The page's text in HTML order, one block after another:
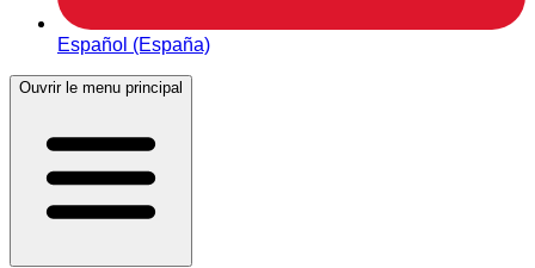
Español (España)
Ouvrir le menu principal